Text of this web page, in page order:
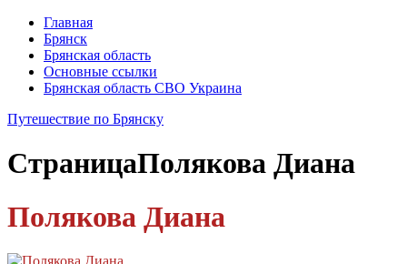
Главная
Брянск
Брянская область
Основные ссылки
Брянская область СВО Украина
Путешествие по Брянску
СтраницаПолякова Диана
Полякова Диана